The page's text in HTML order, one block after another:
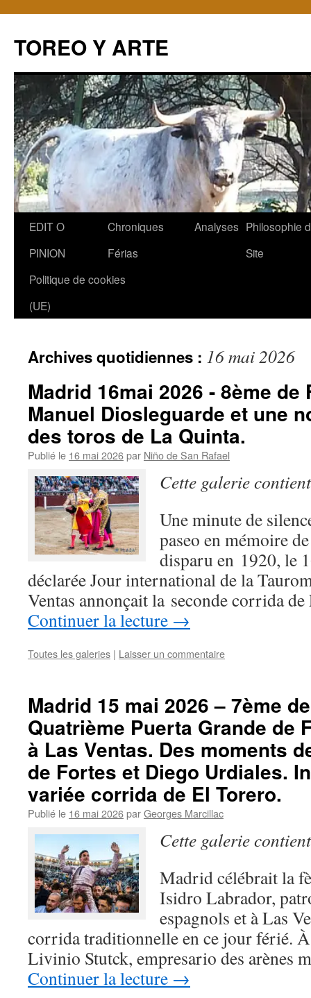
TOREO Y ARTE
Aller
contenu
EDIT O
PINION
Chroniques
Férias
Analyses Philosophie
Site
Politique de cookies
(UE)
Archives quotidiennes : 16 mai 2026
Madrid 16mai 2026 - 8ème
Manuel Diosleguarde et une
des toros de La Quinta.
Publié le 16 mai 2026par Niño de San Rafael
Cette galerie
Une minute de
paseo en mémoire
disparu en 1920, le
déclarée Jour international de la
Ventas annonçait la seconde corrida
Continuer la lecture →
Toutes les galeries | Laisser un commentaire
Madrid 15 mai 2026 – 7ème
Quatrième Puerta Grande de
à Las Ventas. Des moments
de Fortes et Diego Urdiales.
variée corrida de El Torero.
Publié le 16 mai 2026parGeorges Marcillac
Cette galerie
Madrid célébrait la
Isidro Labrador,
espagnols et à Las
corrida traditionnelle en ce jour férié.
Livinio Stutck, empresario des arènes
Continuer la lecture →